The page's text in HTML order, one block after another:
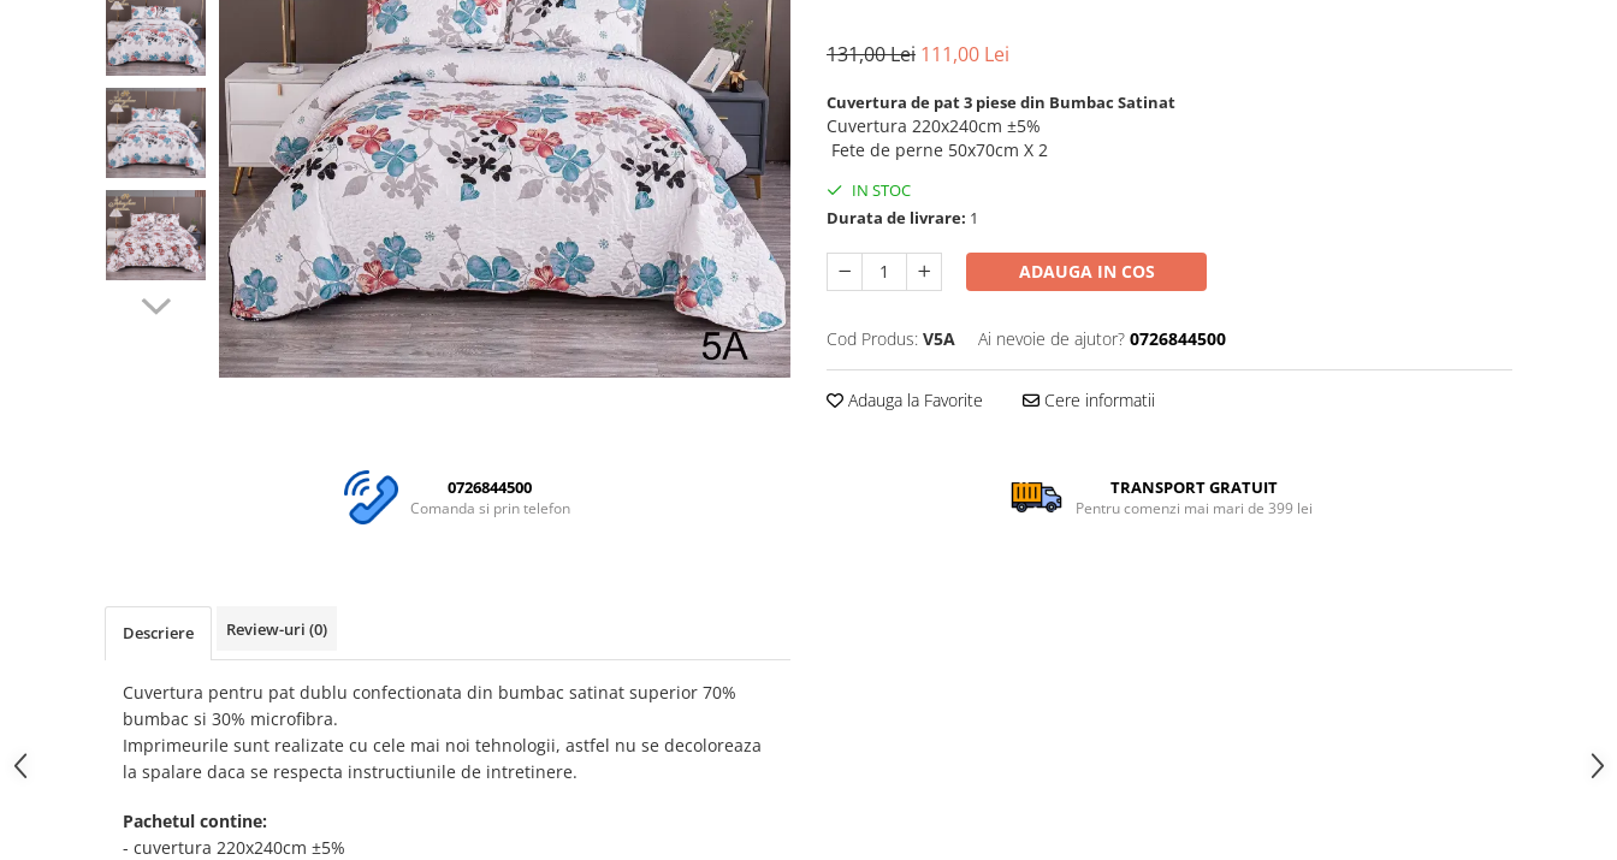
Lenjerii Creponate
Lenjerii de finet Iprimate Digital
Lenjerii de pat Bumbac 100%
Lenjerii de pat Finet + 2 Draperii
Lenjerii de pat Saten 4 piese cu
131,00 Lei 111,00 Lei
Cuvertura de pat 3 piese din Bumbac Satinat
Cuvertura 220x240cm ±5%
Fete de perne 50x70cm X 2
IN STOC
Durata de livrare: 1
ADAUGA IN COS
Cod Produs: V5A Ai nevoie de ajutor? 0726844500
Adauga la Favorite Cere informatii
0726844500
Comanda si prin telefon
TRANSPORT GRATUIT
Pentru comenzi mai mari de 399 lei
Descriere Review-uri (0)
Cuvertura pentru pat dublu confectionata din bumbac satinat superior 70%
bumbac si 30% microfibra.
Imprimeurile sunt realizate cu cele mai noi tehnologii, astfel nu se decoloreaza
la spalare daca se respecta instructiunile de intretinere.
Pachetul contine:
- cuvertura 220x240cm ±5%